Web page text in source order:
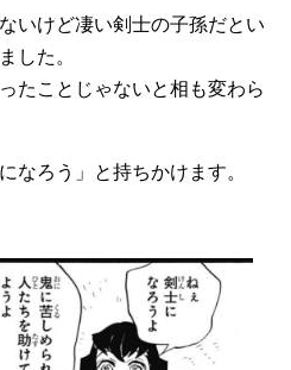
いけど凄い剣士の子孫だとい
した。
たことじゃないと相も変わら
なろう」と持ちかけます。